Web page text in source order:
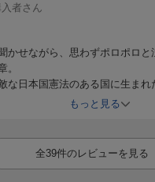
入者さん
かせながら、思わずポロポロと
。
な日本国憲法のある国に生まれ
法を大切に守り続けなくてはと
もっと見る
全39件のレビューを見る